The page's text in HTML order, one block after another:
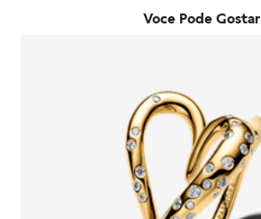
Voce Pode Gostar